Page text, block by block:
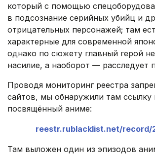
который с помощью
в подсознание серийных убийц и
отрицательных персонажей; там
характерные для современной
однако по сюжету главный герой
насилие, а наоборот — расследует
Проводя мониторинг реестра
сайтов, мы обнаружили там ссылку
посвящённый аниме:
reestr.rublacklist.net/record/
Там выложен один из эпизодов